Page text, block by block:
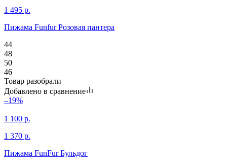
1 495 р.
Пижама Funfur Розовая пантера
44
48
50
46
Товар разобрали
Добавлено в сравнение
–19%
1 100 р.
1 370 р.
Пижама FunFur Бульдог